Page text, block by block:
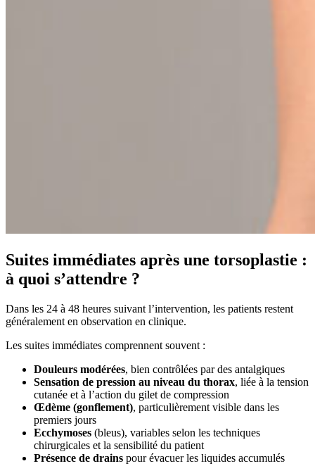
Suites immédiates après une torsoplastie :
à quoi s’attendre ?
Dans les 24 à 48 heures suivant l’intervention, les patients restent
généralement en observation en clinique.
Les suites immédiates comprennent souvent :
Douleurs modérées, bien contrôlées par des antalgiques
Sensation de pression au niveau du thorax, liée à la tension
cutanée et à l’action du gilet de compression
Œdème (gonflement), particulièrement visible dans les
premiers jours
Ecchymoses (bleus), variables selon les techniques
chirurgicales et la sensibilité du patient
Présence de drains pour évacuer les liquides accumulés